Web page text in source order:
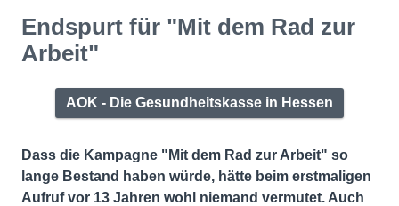
Endspurt für "Mit dem Rad zur
Arbeit"
AOK - Die Gesundheitskasse in Hessen
Dass die Kampagne "Mit dem Rad zur Arbeit" so
lange Bestand haben würde, hätte beim erstmaligen
Aufruf vor 13 Jahren wohl niemand vermutet. Auch